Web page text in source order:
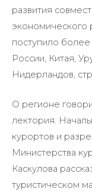
развития
экономического
поступило более
России, Китая,
Нидерландов,
О регионе
лектория.
курортов и
Министерства
Каскулова
туристическом